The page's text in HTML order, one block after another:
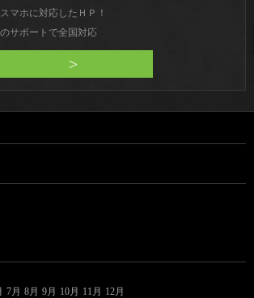
マホに対応したＨＰ！
サポートで全国対応
>
7月 8月 9月 10月 11月 12月